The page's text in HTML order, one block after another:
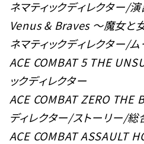
ネマティックディレクター/
Venus & Braves ～魔女
ネマティックディレクター/
ACE COMBAT 5 THE
ックディレクター
ACE COMBAT ZERO THE
ディレクター/ストーリー/
ACE COMBAT ASSAULT